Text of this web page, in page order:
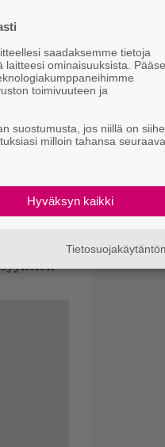
Illalla
kirje
perin
saadaksemme tietoja
laitteesi ominaisuuksista.
toimivuuteen ja
suostumusta, jos niillä on
milloin tahansa
Hyväksyn kaikki